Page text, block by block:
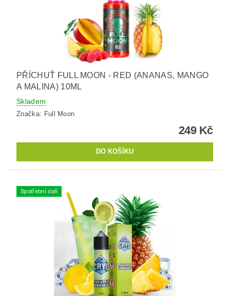
PŘÍCHUŤ FULL MOON - RED (ANANAS, MANGO
A MALINA) 10ML
Skladem
Značka: Full Moon
249 Kč
Spotřební daň